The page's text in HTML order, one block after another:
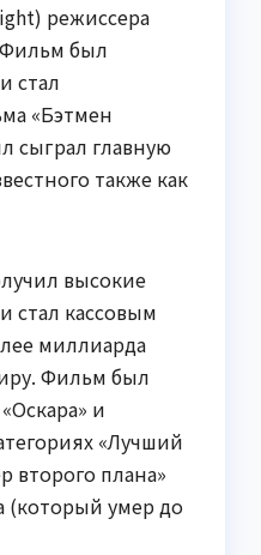
режиссера
был
стал
«Бэтмен
сыграл главную
также как
высокие
стал кассовым
миллиарда
Фильм был
и
«Лучший
второго плана»
(который умер до